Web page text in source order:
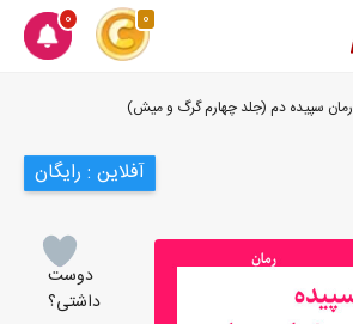
0 0
رمان سپیده دم (جلد چهارم گرگ و میش)
آفلاین : رایگان
دوست
داشتی؟